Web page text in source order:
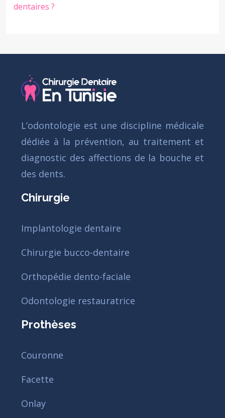
dentaires ?
L’odontologie est une discipline médicale
dédiée à la prévention, au traitement et
diagnostic des affections de la bouche et
des dents.
Chirurgie
Implantologie dentaire
Chirurgie bucco-dentaire
Orthopédie dento-faciale
Odontologie restauratrice
Prothèses
Couronne
Facette
Onlay